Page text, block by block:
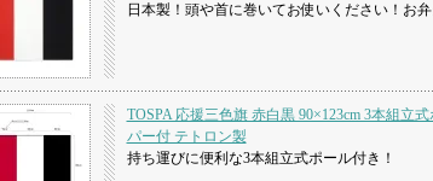
日本製！頭や首に巻いてお使いください！お弁
TOSPA 応援三色旗 赤白黒 90×123cm 3本組立
パー付 テトロン製
持ち運びに便利な3本組立式ポール付き！